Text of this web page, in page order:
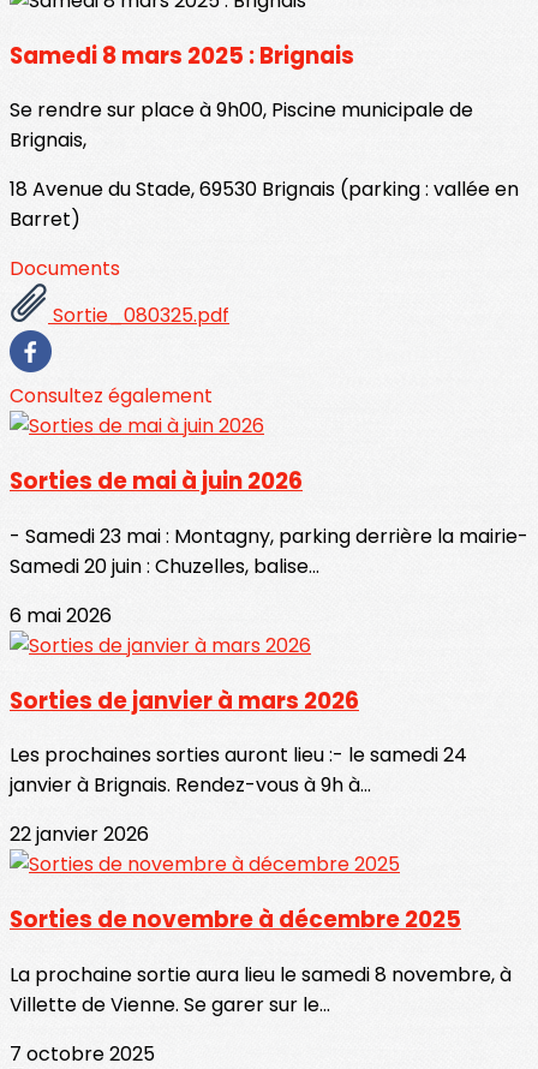
Samedi 8 mars 2025 : Brignais
Se rendre sur place à 9h00, Piscine municipale de
Brignais,
18 Avenue du Stade, 69530 Brignais (parking : vallée en
Barret)
Documents
Sortie_080325.pdf
Consultez également
Sorties de mai à juin 2026
- Samedi 23 mai : Montagny, parking derrière la mairie-
Samedi 20 juin : Chuzelles, balise...
6 mai 2026
Sorties de janvier à mars 2026
Les prochaines sorties auront lieu :- le samedi 24
janvier à Brignais. Rendez-vous à 9h à...
22 janvier 2026
Sorties de novembre à décembre 2025
La prochaine sortie aura lieu le samedi 8 novembre, à
Villette de Vienne. Se garer sur le...
7 octobre 2025